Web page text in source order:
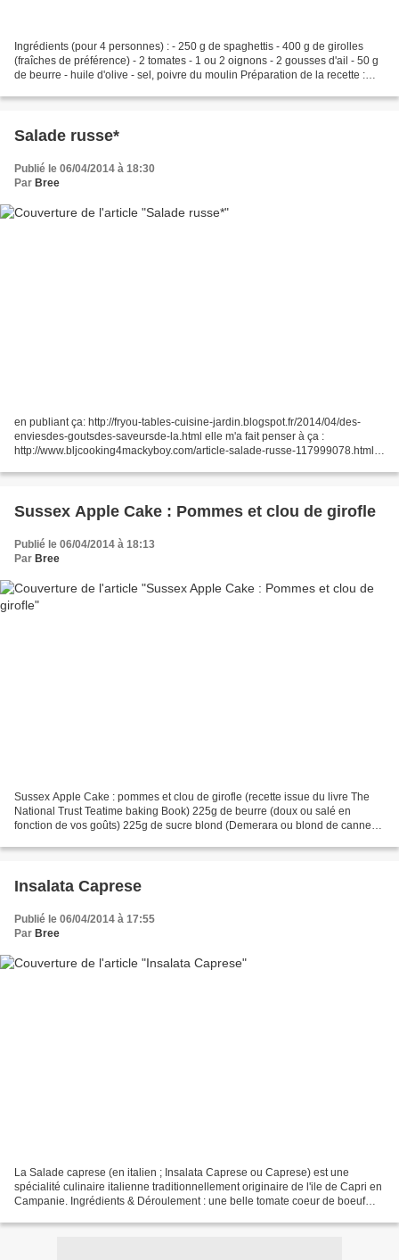
Ingrédients (pour 4 personnes) : - 250 g de spaghettis - 400 g de girolles
(fraîches de préférence) - 2 tomates - 1 ou 2 oignons - 2 gousses d'ail - 50 g
de beurre - huile d'olive - sel, poivre du moulin Préparation de la recette :
Salade russe*
Publié le 06/04/2014 à 18:30
Par Bree
en publiant ça: http://fryou-tables-cuisine-jardin.blogspot.fr/2014/04/des-
enviesdes-goutsdes-saveursde-la.html elle m'a fait penser à ça :
http://www.bljcooking4mackyboy.com/article-salade-russe-117999078.html
Sussex Apple Cake : Pommes et clou de girofle
Publié le 06/04/2014 à 18:13
Par Bree
Sussex Apple Cake : pommes et clou de girofle (recette issue du livre The
National Trust Teatime baking Book) 225g de beurre (doux ou salé en
fonction de vos goûts) 225g de sucre blond (Demerara ou blond de canne) 3
Insalata Caprese
Publié le 06/04/2014 à 17:55
Par Bree
La Salade caprese (en italien ; Insalata Caprese ou Caprese) est une
spécialité culinaire italienne traditionnellement originaire de l'ile de Capri en
Campanie. Ingrédients & Déroulement : une belle tomate coeur de boeuf